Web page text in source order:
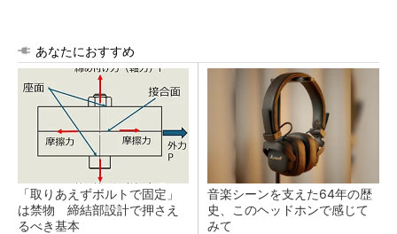
あなたにおすすめ
「取りあえずボルトで固定」
は禁物 締結部設計で押さえ
るべき基本
音楽シーンを支えた64年の歴
史、このヘッドホンで感じて
みて